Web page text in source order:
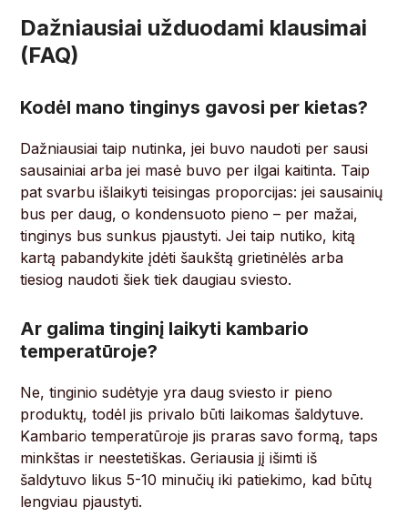
Dažniausiai užduodami klausimai
(FAQ)
Kodėl mano tinginys gavosi per kietas?
Dažniausiai taip nutinka, jei buvo naudoti per sausi
sausainiai arba jei masė buvo per ilgai kaitinta. Taip
pat svarbu išlaikyti teisingas proporcijas: jei sausainių
bus per daug, o kondensuoto pieno – per mažai,
tinginys bus sunkus pjaustyti. Jei taip nutiko, kitą
kartą pabandykite įdėti šaukštą grietinėlės arba
tiesiog naudoti šiek tiek daugiau sviesto.
Ar galima tinginį laikyti kambario
temperatūroje?
Ne, tinginio sudėtyje yra daug sviesto ir pieno
produktų, todėl jis privalo būti laikomas šaldytuve.
Kambario temperatūroje jis praras savo formą, taps
minkštas ir neestetiškas. Geriausia jį išimti iš
šaldytuvo likus 5-10 minučių iki patiekimo, kad būtų
lengviau pjaustyti.